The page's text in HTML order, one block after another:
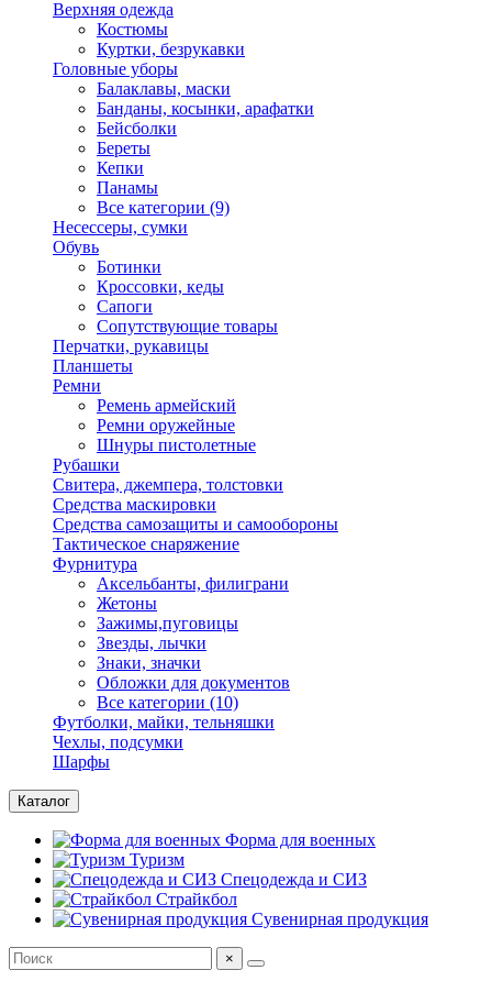
Верхняя одежда
Костюмы
Куртки, безрукавки
Головные уборы
Балаклавы, маски
Банданы, косынки, арафатки
Бейсболки
Береты
Кепки
Панамы
Все категории (9)
Несессеры, сумки
Обувь
Ботинки
Кроссовки, кеды
Сапоги
Сопутствующие товары
Перчатки, рукавицы
Планшеты
Ремни
Ремень армейский
Ремни оружейные
Шнуры пистолетные
Рубашки
Свитера, джемпера, толстовки
Средства маскировки
Средства самозащиты и самообороны
Тактическое снаряжение
Фурнитура
Аксельбанты, филиграни
Жетоны
Зажимы,пуговицы
Звезды, лычки
Знаки, значки
Обложки для документов
Все категории (10)
Футболки, майки, тельняшки
Чехлы, подсумки
Шарфы
Каталог
Форма для военных
Туризм
Спецодежда и СИЗ
Страйкбол
Сувенирная продукция
×